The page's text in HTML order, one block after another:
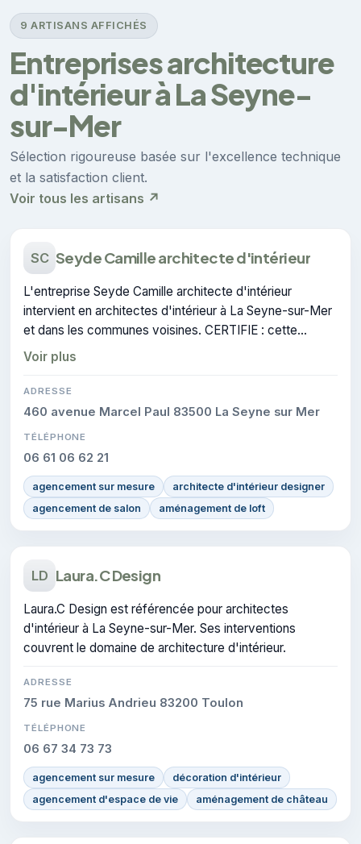
9 ARTISANS AFFICHÉS
Entreprises architecture
d'intérieur à La Seyne-
sur-Mer
Sélection rigoureuse basée sur l'excellence technique
et la satisfaction client.
Voir tous les artisans ↗
SC Seyde Camille architecte d'intérieur
L'entreprise Seyde Camille architecte d'intérieur
intervient en architectes d'intérieur à La Seyne-sur-Mer
et dans les communes voisines. CERTIFIE : cette
certification atteste du savoir-faire de l'entreprise.
Voir plus
ADRESSE
460 avenue Marcel Paul 83500 La Seyne sur Mer
TÉLÉPHONE
06 61 06 62 21
agencement sur mesure
architecte d'intérieur designer
agencement de salon
aménagement de loft
LD Laura.C Design
Laura.C Design est référencée pour architectes
d'intérieur à La Seyne-sur-Mer. Ses interventions
couvrent le domaine de architecture d'intérieur.
ADRESSE
75 rue Marius Andrieu 83200 Toulon
TÉLÉPHONE
06 67 34 73 73
agencement sur mesure
décoration d'intérieur
agencement d'espace de vie
aménagement de château